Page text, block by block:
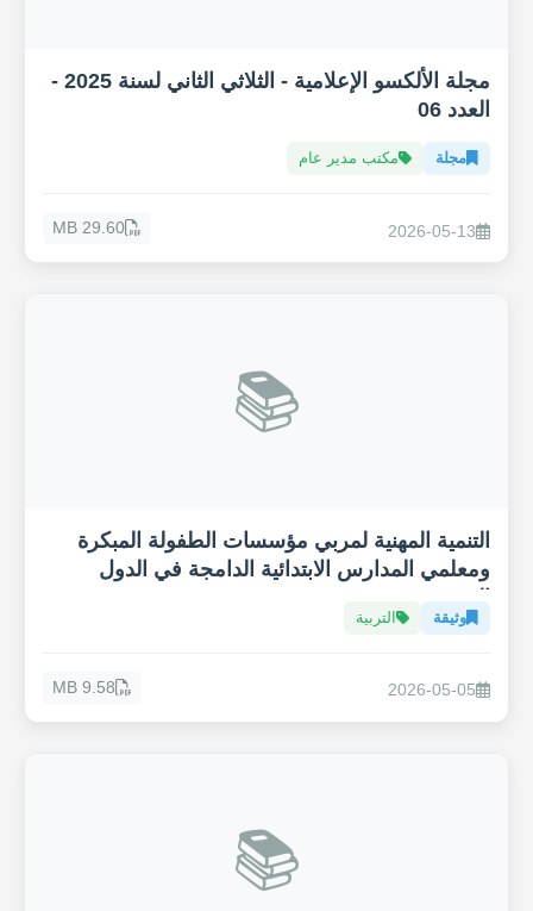
مجلة الألكسو الإعلامية - الثلاثي الثاني لسنة 2025 -
العدد 06
مجلة مكتب مدير عام
2026-05-13
29.60 MB
📚
التنمية المهنية لمربي مؤسسات الطفولة المبكرة
ومعلمي المدارس الابتدائية الدامجة في الدول
وثيقة التربية
2026-05-05
9.58 MB
📚